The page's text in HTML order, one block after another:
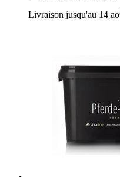
Livraison jusqu'au 14